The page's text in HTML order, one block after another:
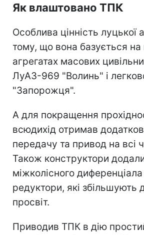
Як влаштовано ТПК
Особлива цінність луцької
тому, що вона базується на
агрегатах масових
ЛуАЗ-969 "Волинь" і
"Запорожця".
А для покращення
всюдихід отримав
передачу та привод на всі
Також конструктори
міжколісного диференціала
редуктори, які збільшують
просвіт.
Приводив ТПК в дію